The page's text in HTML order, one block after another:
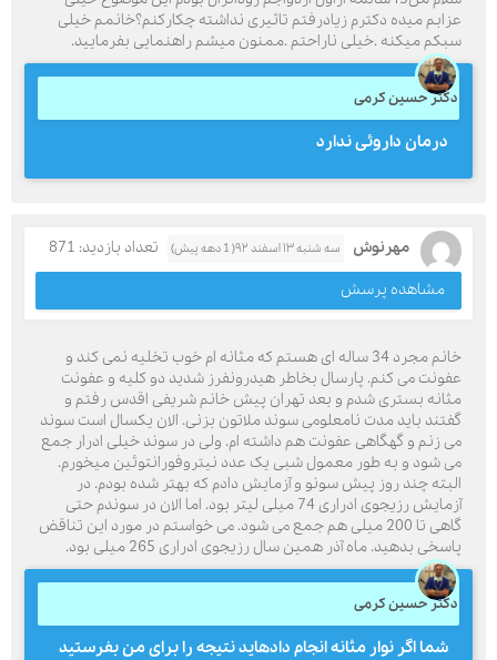
عزابم میده دکترم زیادرفتم تاثیری نداشته چکارکنم؟خانمم خیلی
سبکم میکنه .خیلی ناراحتم .ممنون میشم راهنمایی بفرمایید.
دکتر حسین کرمی
درمان داروئی ندارد
مهرنوش سه شنبه ۱۳ اسفند ۹۲( 1 دهه پیش)
تعداد بازدید: 871
مشاهده پرسش
خانم مجرد 34 ساله ای هستم که مثانه ام خوب تخلیه نمی کند و
عفونت می کنم. پارسال بخاطر هیدرونفرز شدید دو کلیه و عفونت
مثانه بستری شدم و بعد تهران پیش خانم شریفی اقدس رفتم و
گفتند باید مدت نامعلومی سوند ملاتون بزنی. الان یکسال است سوند
می زنم و گهگاهی عفونت هم داشته ام. ولی در سوند خیلی ادرار جمع
می شود و به طور معمول شبی یک عدد نیتروفورانتوئین میخورم.
البته چند روز پیش سونو و آزمایش دادم که بهتر شده بودم. در
آزمایش رزیجوی ادراری 74 میلی لیتر بود. اما الان در سوندم حتی
گاهی تا 200 میلی هم جمع می شود. می خواستم در مورد این تناقض
پاسخی بدهید. ماه آذر همین سال رزیجوی ادراری 265 میلی بود.
دکتر حسین کرمی
شما اگر نوار مثانه انجام دادهاید نتیجه را برای من بفرستید